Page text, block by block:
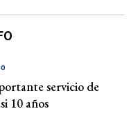
servicio de
10 años